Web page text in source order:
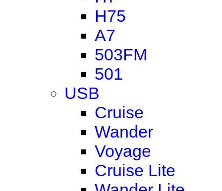
H75
A7
503FM
501
USB
Cruise
Wander
Voyage
Cruise Lite